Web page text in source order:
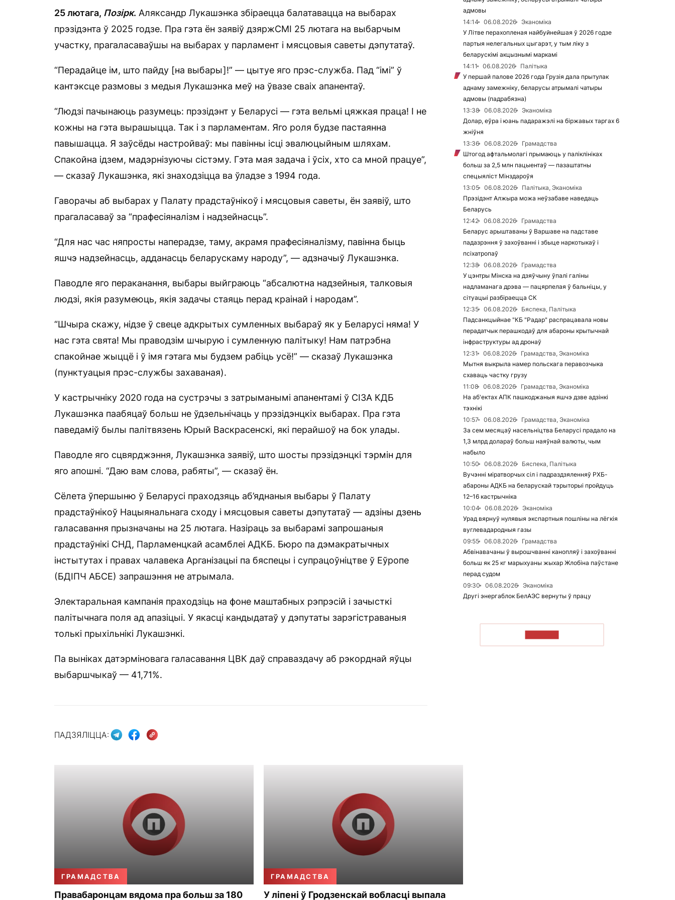
25 лютага, Позірк. Аляксандр Лукашэнка збіраецца балатавацца на выбарах
прэзідэнта ў 2025 годзе. Пра гэта ён заявіў дзяржСМІ 25 лютага на выбарчым
участку, прагаласаваўшы на выбарах у парламент і мясцовыя саветы дэпутатаў.
“Перадайце ім, што пайду [на выбары]!” — цытуе яго прэс-служба. Пад “імі” ў
кантэксце размовы з медыя Лукашэнка меў на ўвазе сваіх апанентаў.
“Людзі пачынаюць разумець: прэзідэнт у Беларусі — гэта вельмі цяжкая праца! І не
кожны на гэта вырашыцца. Так і з парламентам. Яго роля будзе пастаянна
павышацца. Я заўсёды настройваў: мы павінны ісці эвалюцыйным шляхам.
Спакойна ідзем, мадэрнізуючы сістэму. Гэта мая задача і ўсіх, хто са мной працуе”,
— сказаў Лукашэнка, які знаходзіцца ва ўладзе з 1994 года.
Гаворачы аб выбарах у Палату прадстаўнікоў і мясцовыя саветы, ён заявіў, што
прагаласаваў за “прафесіяналізм і надзейнасць”.
“Для нас час няпросты наперадзе, таму, акрамя прафесіяналізму, павінна быць
яшчэ надзейнасць, адданасць беларускаму народу”, — адзначыў Лукашэнка.
Паводле яго пераканання, выбары выйграюць “абсалютна надзейныя, талковыя
людзі, якія разумеюць, якія задачы стаяць перад краінай і народам”.
“Шчыра скажу, нідзе ў свеце адкрытых сумленных выбараў як у Беларусі няма! У
нас гэта свята! Мы праводзім шчырую і сумленную палітыку! Нам патрэбна
спакойнае жыццё і ў імя гэтага мы будзем рабіць усё!” — сказаў Лукашэнка
(пунктуацыя прэс-службы захаваная).
У кастрычніку 2020 года на сустрэчы з затрыманымі апанентамі ў СІЗА КДБ
Лукашэнка паабяцаў больш не ўдзельнічаць у прэзідэнцкіх выбарах. Пра гэта
паведаміў былы палітвязень Юрый Васкрасенскі, які перайшоў на бок улады.
Паводле яго сцвярджэння, Лукашэнка заявіў, што шосты прэзідэнцкі тэрмін для
яго апошні. “Даю вам слова, рабяты”, — сказаў ён.
Сёлета ўпершыню ў Беларусі праходзяць аб’яднаныя выбары ў Палату
прадстаўнікоў Нацыянальнага сходу і мясцовыя саветы дэпутатаў — адзіны дзень
галасавання прызначаны на 25 лютага. Назіраць за выбарамі запрошаныя
прадстаўнікі СНД, Парламенцкай асамблеі АДКБ. Бюро па дэмакратычных
інстытутах і правах чалавека Арганізацыі па бяспецы і супрацоўніцтве ў Еўропе
(БДІПЧ АБСЕ) запрашэння не атрымала.
Электаральная кампанія праходзіць на фоне маштабных рэпрэсій і зачысткі
палітычнага поля ад апазіцыі. У якасці кандыдатаў у дэпутаты зарэгістраваныя
толькі прыхільнікі Лукашэнкі.
Па выніках датэрміновага галасавання ЦВК даў справаздачу аб рэкорднай яўцы
выбаршчыкаў — 41,71%.
ПАДЗЯЛІЦЦА:
ГРАМАДСТВА
Правабаронцам вядома пра больш за 180
ГРАМАДСТВА
У ліпені ў Гродзенскай вобласці выпала
адмовы
14:14
06.08.2026
Эканоміка
У Літве перахопленая найбуйнейшая ў 2026 годзе
партыя нелегальных цыгарэт, у тым ліку з
беларускімі акцызнымі маркамі
14:11
06.08.2026
Палітыка
У першай палове 2026 года Грузія дала прытулак
аднаму замежніку, беларусы атрымалі чатыры
адмовы (падрабязна)
13:38
06.08.2026
Эканоміка
Долар, еўра і юань падаражэлі на біржавых таргах 6
жніўня
13:36
06.08.2026
Грамадства
Штогод афтальмолагі прымаюць у паліклініках
больш за 2,5 млн пацыентаў — пазаштатны
спецыяліст Мінздароўя
13:05
06.08.2026
Палітыка, Эканоміка
Прэзідэнт Алжыра можа неўзабаве наведаць
Беларусь
12:42
06.08.2026
Грамадства
Беларус арыштаваны ў Варшаве на падставе
падазрэння ў захоўванні і збыце наркотыкаў і
псіхатропаў
12:38
06.08.2026
Грамадства
У цэнтры Мінска на дзяўчыну ўпалі галіны
надламанага дрэва — пацярпелая ў бальніцы, у
сітуацыі разбіраецца СК
12:35
06.08.2026
Бяспека, Палітыка
Падсанкцыйнае "КБ "Радар" распрацавала новы
перадатчык перашкодаў для абароны крытычнай
інфраструктуры ад дронаў
12:31
06.08.2026
Грамадства, Эканоміка
Мытня выкрыла намер польскага перавозчыка
схаваць частку грузу
11:08
06.08.2026
Грамадства, Эканоміка
На аб'ектах АПК пашкоджаныя яшчэ дзве адзінкі
тэхнікі
10:57
06.08.2026
Грамадства, Эканоміка
За сем месяцаў насельніцтва Беларусі прадало на
1,3 млрд долараў больш наяўнай валюты, чым
набыло
10:50
06.08.2026
Бяспека, Палітыка
Вучэнні міратворчых сіл і падраздзяленняў РХБ-
абароны АДКБ на беларускай тэрыторыі пройдуць
12–16 кастрычніка
10:04
06.08.2026
Эканоміка
Урад вярнуў нулявыя экспартныя пошліны на лёгкія
вуглевадародныя газы
09:55
06.08.2026
Грамадства
Абвінавачаны ў вырошчванні канопляў і захоўванні
больш як 25 кг марыхуаны жыхар Жлобіна паўстане
перад судом
09:30
06.08.2026
Эканоміка
Другі энергаблок БелАЭС вернуты ў працу